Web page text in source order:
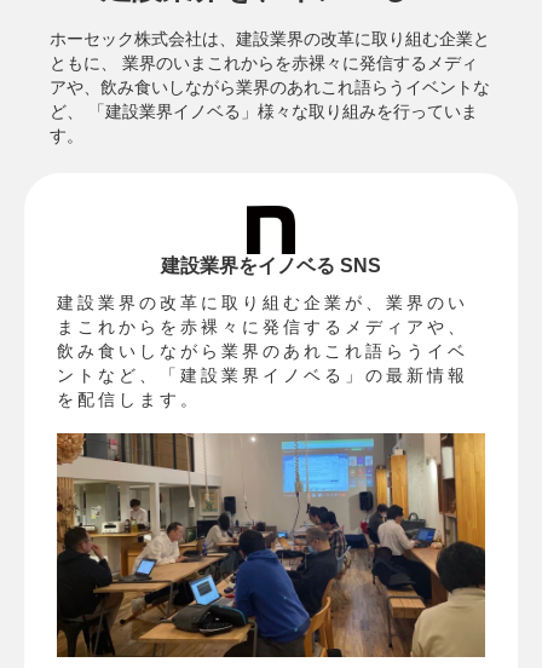
ホーセック株式会社は、建設業界の改革に取り組む企業と
ともに、 業界のいまこれからを赤裸々に発信するメディ
アや、飲み食いしながら業界のあれこれ語らうイベントな
ど、 「建設業界イノベる」様々な取り組みを行っていま
す。
建設業界をイノベる SNS
建設業界の改革に取り組む企業が、業界のい
まこれからを赤裸々に発信するメディアや、
飲み食いしながら業界のあれこれ語らうイベ
ントなど、「建設業界イノベる」の最新情報
を配信します。